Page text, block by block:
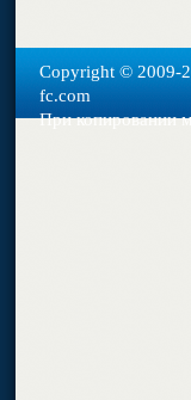
Copyright © 2009-
fc.com
При копировании